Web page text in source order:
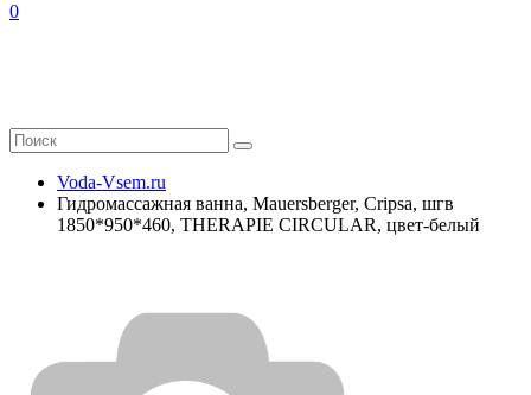
0
Voda-Vsem.ru
Гидромассажная ванна, Mauersberger, Cripsa, шгв
1850*950*460, THERAPIE CIRCULAR, цвет-белый